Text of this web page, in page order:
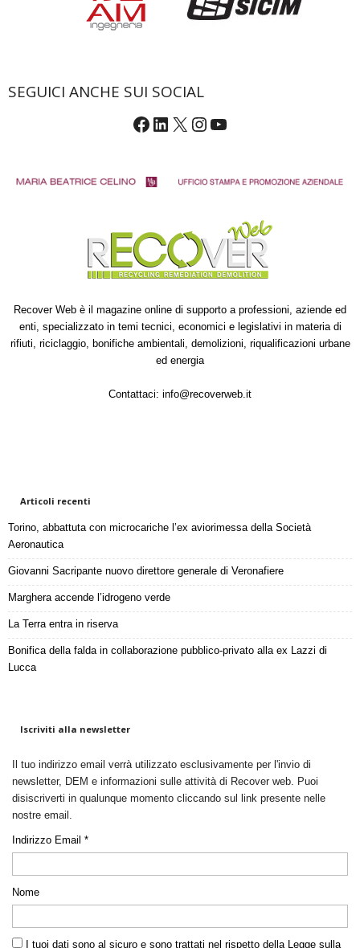
SEGUICI ANCHE SUI SOCIAL
Facebook LinkedIn X Instagram YouTube
Recover Web è il magazine online di supporto a professioni, aziende ed
enti, specializzato in temi tecnici, economici e legislativi in materia di
rifiuti, riciclaggio, bonifiche ambientali, demolizioni, riqualificazioni urbane
ed energia
Contattaci: info@recoverweb.it
Articoli recenti
Torino, abbattuta con microcariche l’ex aviorimessa della Società
Aeronautica
Giovanni Sacripante nuovo direttore generale di Veronafiere
Marghera accende l’idrogeno verde
La Terra entra in riserva
Bonifica della falda in collaborazione pubblico-privato alla ex Lazzi di
Lucca
Iscriviti alla newsletter
Il tuo indirizzo email verrà utilizzato esclusivamente per l'invio di
newsletter, DEM e informazioni sulle attività di Recover web. Puoi
disiscriverti in qualunque momento cliccando sul link presente nelle
nostre email.
Indirizzo Email *
Nome
I tuoi dati sono al sicuro e sono trattati nel rispetto della Legge sulla